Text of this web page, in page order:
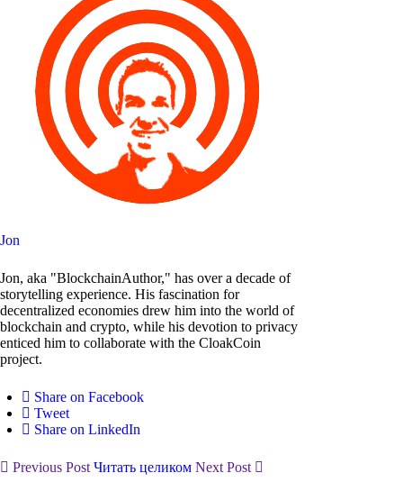
Jon
Jon, aka "BlockchainAuthor," has over a decade of
storytelling experience. His fascination for
decentralized economies drew him into the world of
blockchain and crypto, while his devotion to privacy
enticed him to collaborate with the CloakCoin
project.
Share on Facebook
Tweet
Share on LinkedIn
Previous Post Читать целиком Next Post